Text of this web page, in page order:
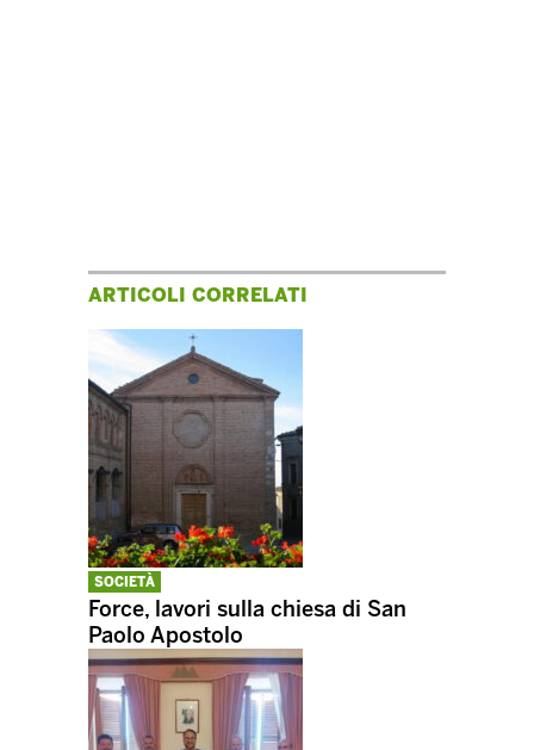
ARTICOLI CORRELATI
SOCIETÀ
Force, lavori sulla chiesa di San
Paolo Apostolo